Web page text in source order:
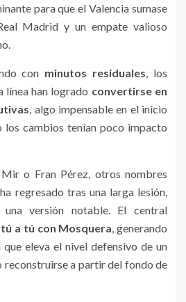
para que el Valencia sumase
Madrid y un empate valioso
con minutos residuales, los
línea han logrado convertirse en
, algo impensable en el inicio
los cambios tenían poco impacto
o Fran Pérez, otros nombres
regresado tras una larga lesión,
versión notable. El central
a tú con Mosquera, generando
que eleva el nivel defensivo de un
reconstruirse a partir del fondo de